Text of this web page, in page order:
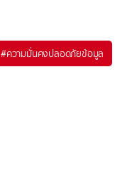
#ความมั่นคงปลอดภัยข้อมูล